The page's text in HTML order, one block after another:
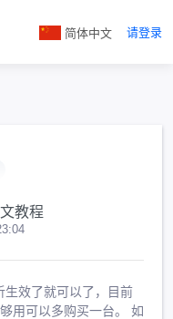
简体中文 请登录
教程
生效了就可以了，目前
用可以多购买一台。 如